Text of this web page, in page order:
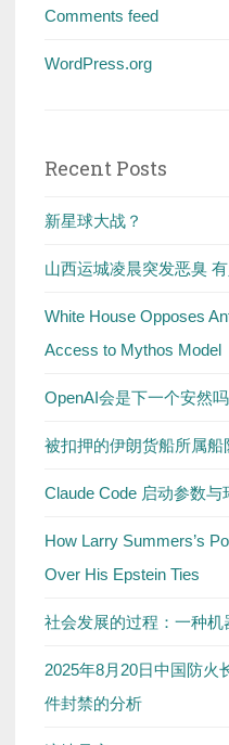
Comments feed
WordPress.org
Recent Posts
新星球大战？
山西运城凌晨突发恶臭
White House Opposes
Access to Mythos Model
OpenAI会是下一个安然吗
被扣押的伊朗货船所属船
Claude Code 启动参数与
How Larry Summers’s
Over His Epstein Ties
社会发展的过程：一种机
2025年8月20日中国防火
件封禁的分析